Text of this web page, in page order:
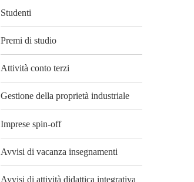
Studenti
Premi di studio
Attività conto terzi
Gestione della proprietà industriale
Imprese spin-off
Avvisi di vacanza insegnamenti
Avvisi di attività didattica integrativa